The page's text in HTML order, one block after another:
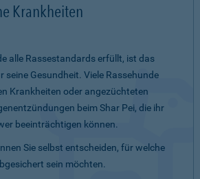
Krankheiten
alle Rassestandards erfüllt, ist das
seine Gesundheit. Viele Rassehunde
Krankheiten oder angezüchteten
beim Shar Pei, die ihr
beeinträchtigen können.
Sie selbst entscheiden, für welche
sein möchten.